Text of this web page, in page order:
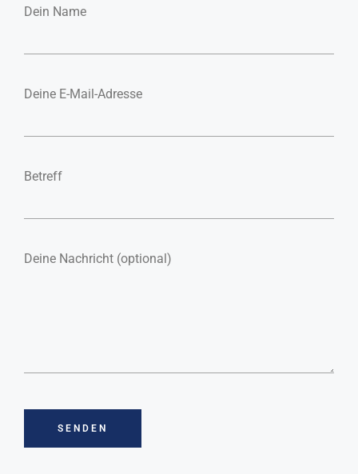
CHROMATOGRAP
HIE
Dein Name
Deine E-Mail-Adresse
Betreff
Deine Nachricht (optional)
SENDEN